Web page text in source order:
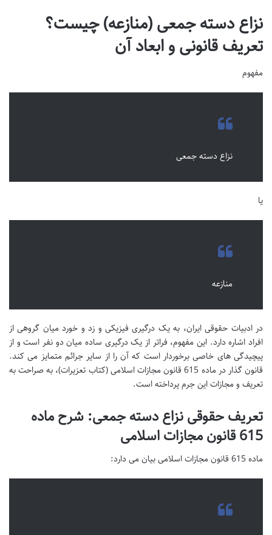
نزاع دسته جمعی (منازعه) چیست؟
تعریف قانونی و ابعاد آن
مفهوم
نزاع دسته جمعی
یا
منازعه
در ادبیات حقوقی ایران، به یک درگیری فیزیکی و زد و خورد میان گروهی از
افراد اشاره دارد. این مفهوم، فراتر از یک درگیری ساده میان دو نفر است و از
پیچیدگی های خاصی برخوردار است که آن را از سایر جرائم متمایز می کند.
قانون گذار در ماده 615 قانون مجازات اسلامی (کتاب تعزیرات)، به صراحت به
تعریف و مجازات این جرم پرداخته است.
تعریف حقوقی نزاع دسته جمعی: شرح ماده
615 قانون مجازات اسلامی
ماده 615 قانون مجازات اسلامی بیان می دارد: